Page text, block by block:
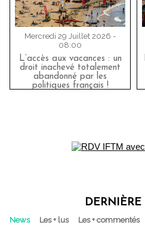
Mercredi 29 Juillet 2026 -
08:00
L’accès aux vacances : un
droit inachevé totalement
abandonné par les
politiques français !
DERNIÈRE
News Les + lus Les + commentés